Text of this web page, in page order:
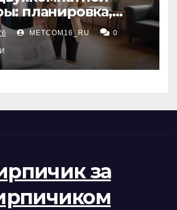
планировка,
жилья и
документов
METCOM16_RU 0
за